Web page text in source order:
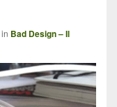
in Bad Design – Il